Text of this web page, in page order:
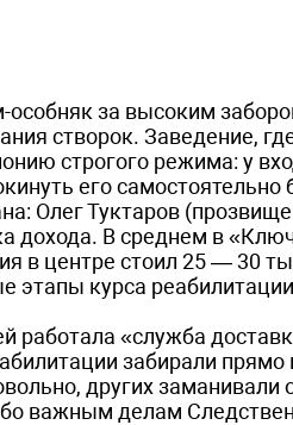
за высоким
створок. Заведение,
строгого режима: у
его самостоятельно
Олег Туктаров
дохода. В среднем в
в центре стоил 25 — 30
этапы курса
«служба
забирали прямо
других
важным делам